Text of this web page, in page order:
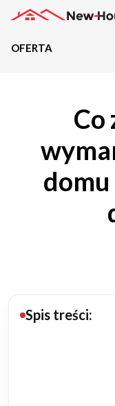
Działki
Kredyty
OFERTA
Co
domu
Spis treści: